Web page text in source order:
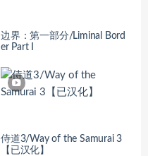
边界：第一部分/Liminal Bord
er Part I
侍道3/Way of the Samurai 3
【已汉化】